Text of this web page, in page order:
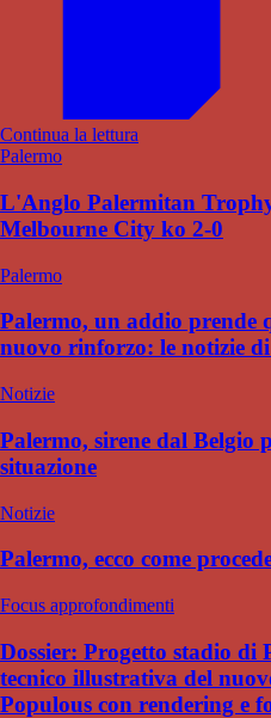
Continua la lettura
Palermo
L'Anglo Palermitan
Melbourne City ko 2-0
Palermo
Palermo, un addio prende
nuovo rinforzo: le notizie
Notizie
Palermo, sirene dal Belgio
situazione
Notizie
Palermo, ecco come
Focus approfondimenti
Dossier: Progetto stadio di
tecnico illustrativa del
Populous con rendering e